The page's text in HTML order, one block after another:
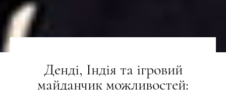
Денді, Індія та ігровий
майданчик можливостей: